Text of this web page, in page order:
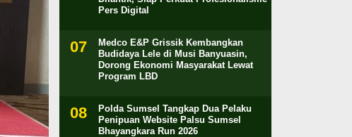
Pers Digital
Medco E&P Grissik Kembangkan
Budidaya Lele di Musi Banyuasin,
Dorong Ekonomi Masyarakat Lewat
Program LBD
Polda Sumsel Tangkap Dua Pelaku
Penipuan Website Palsu Sumsel
Bhayangkara Run 2026